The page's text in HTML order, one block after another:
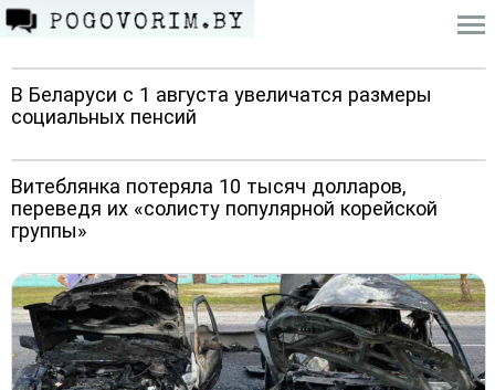
В Беларуси с 1 августа увеличатся размеры
социальных пенсий
Витеблянка потеряла 10 тысяч долларов,
переведя их «солисту популярной корейской
группы»